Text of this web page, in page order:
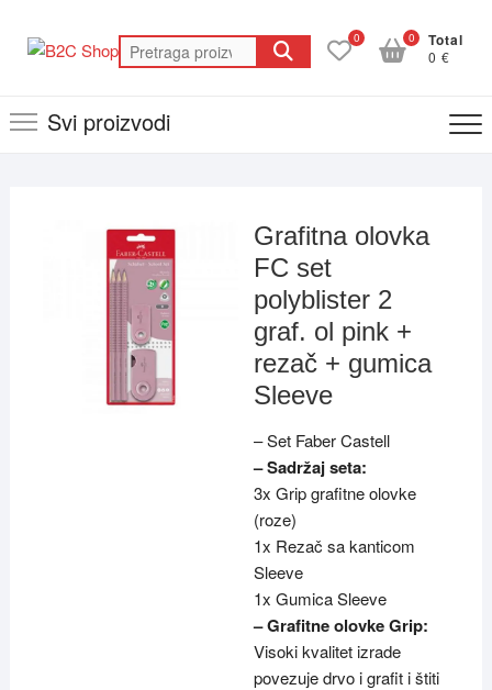
content
Pretraga
za:
0 Total
0 €
0
Svi proizvodi
Grafitna olovka
FC set
polyblister 2
graf. ol pink +
rezač + gumica
Sleeve
– Set Faber Castell
– Sadržaj seta:
3x Grip grafitne olovke
(roze)
1x Rezač sa kanticom
Sleeve
1x Gumica Sleeve
– Grafitne olovke Grip:
Visoki kvalitet izrade
povezuje drvo i grafit i štiti